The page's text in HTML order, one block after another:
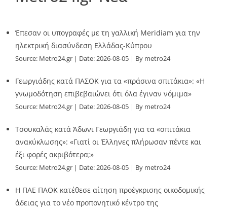
Έπεσαν οι υπογραφές με τη γαλλική Meridiam για την
ηλεκτρική διασύνδεση Ελλάδας-Κύπρου
Source: Metro24.gr Date: 2026-08-05 By metro24
Γεωργιάδης κατά ΠΑΣΟΚ για τα «πράσινα σπιτάκια»: «Η
γνωμοδότηση επιβεβαιώνει ότι όλα έγιναν νόμιμα»
Source: Metro24.gr Date: 2026-08-05 By metro24
Τσουκαλάς κατά Άδωνι Γεωργιάδη για τα «σπιτάκια
ανακύκλωσης»: «Γιατί οι Έλληνες πλήρωσαν πέντε και
έξι φορές ακριβότερα;»
Source: Metro24.gr Date: 2026-08-05 By metro24
Η ΠΑΕ ΠΑΟΚ κατέθεσε αίτηση προέγκρισης οικοδομικής
άδειας για το νέο προπονητικό κέντρο της